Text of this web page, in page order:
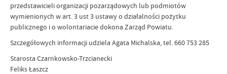
przedstawicieli organizacji pozarządowych lub podmiotów
wymienionych w art. 3 ust 3 ustawy o działalności pożytku
publicznego i o wolontariacie dokona Zarząd Powiatu.
Szczegółowych informacji udziela Agata Michalska, tel. 660 753 285
Starosta Czarnkowsko-Trzcianecki
Feliks Łaszcz